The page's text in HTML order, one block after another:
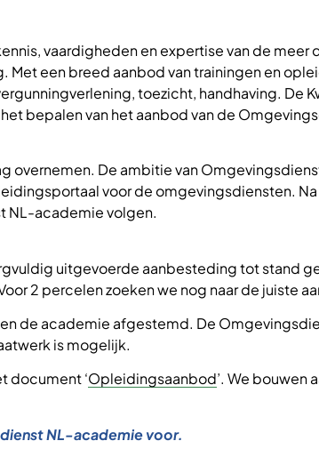
vaardigheden en expertise van de
een breed aanbod van trainingen en
toezicht, handhaving. De
bepalen van het aanbod van de
overnemen. De ambitie van
voor de omgevingsdiensten.
NL-academie volgen.
uitgevoerde aanbesteding tot stand
2 percelen zoeken we nog naar de juiste
de academie afgestemd. De
is mogelijk.
document ‘Opleidingsaanbod’. We bouwen
NL-academie voor.